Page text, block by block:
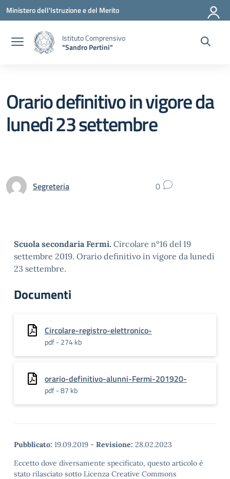
Vai ai contenuti
Vai al menu di navigazione
Vai al footer
Ministero dell'Istruzione e del Merito
Istituto Comprensivo
"Sandro Pertini"
Orario definitivo in vigore da
lunedì 23 settembre
Segreteria 0
Scuola secondaria Fermi. Circolare nº16 del 19
settembre 2019. Orario definitivo in vigore da lunedì
23 settembre.
Documenti
Circolare-registro-elettronico-
pdf - 274 kb
orario-definitivo-alunni-Fermi-201920-
pdf - 87 kb
Pubblicato: 19.09.2019 - Revisione: 28.02.2023
Eccetto dove diversamente specificato, questo articolo è
stato rilasciato sotto Licenza Creative Commons